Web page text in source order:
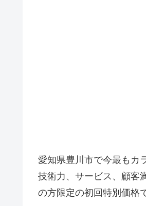
愛知県豊川市で今最もカ
技術力、サービス、顧客
の方限定の初回特別価格